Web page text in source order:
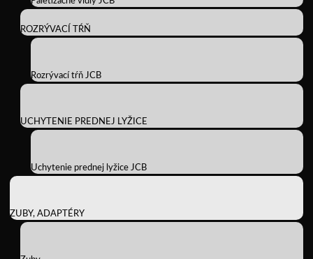
ROZRÝVACÍ TŔŇ
Rozrývací tŕň JCB
UCHYTENIE PREDNEJ LYŽICE
Uchytenie prednej lyžice JCB
ZUBY, ADAPTÉRY